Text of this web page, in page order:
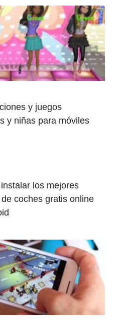
y juegos
y niñas para móviles
los mejores
coches gratis online